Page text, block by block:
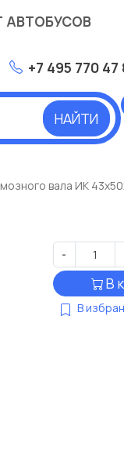
АВТОБУСОВ
+7 495 770 47
НАЙТИ
вала ИК
-
В
В